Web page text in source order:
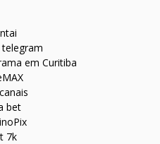
em Curitiba
bet
7k